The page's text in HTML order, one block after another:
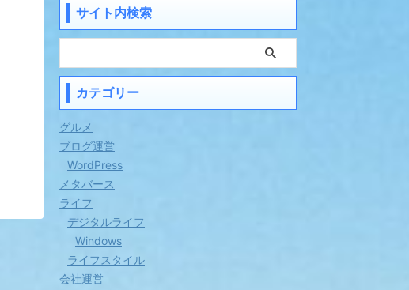
サイト内検索
カテゴリー
グルメ
ブログ運営
WordPress
メタバース
ライフ
デジタルライフ
Windows
ライフスタイル
会社運営